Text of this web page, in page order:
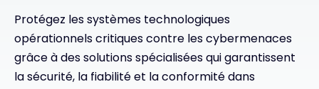
#weareexclusive
Protégez les systèmes technologiques
opérationnels critiques contre les cybermenaces
grâce à des solutions spécialisées qui garantissent
la sécurité, la fiabilité et la conformité dans